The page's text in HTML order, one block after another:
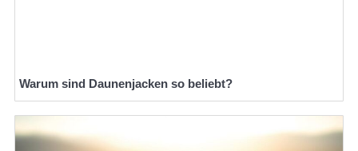
Warum sind Daunenjacken so beliebt?